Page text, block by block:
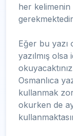
her kelimenin
Eğer bu yazı
yazılmış
Osmanlıca
kullanmak
okurken de